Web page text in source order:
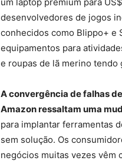
desenvolvedores de jogos
conhecidos como Blippo+ e
equipamentos para
e roupas de lã merino
A convergência de falhas
Amazon ressaltam uma
para implantar ferramentas
sem solução. Os
negócios muitas vezes vêm